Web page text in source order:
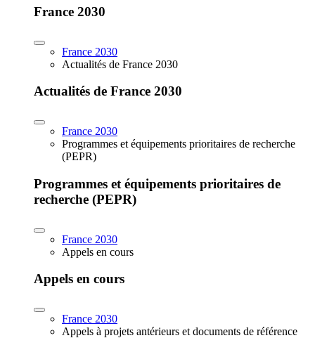
France 2030
France 2030
Actualités de France 2030
Actualités de France 2030
France 2030
Programmes et équipements prioritaires de recherche
(PEPR)
Programmes et équipements prioritaires de
recherche (PEPR)
France 2030
Appels en cours
Appels en cours
France 2030
Appels à projets antérieurs et documents de référence